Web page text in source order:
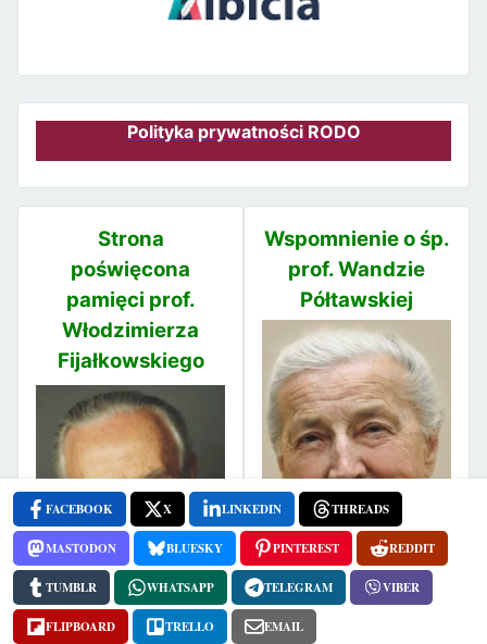
FACEBOOK X LINKEDIN THREADS
MASTODON BLUESKY PINTEREST REDDIT
TUMBLR WHATSAPP TELEGRAM VIBER
FLIPBOARD TRELLO EMAIL
Polityka prywatności RODO
Strona
poświęcona
pamięci prof.
Włodzimierza
Fijałkowskiego
Wspomnienie o śp.
prof. Wandzie
Półtawskiej